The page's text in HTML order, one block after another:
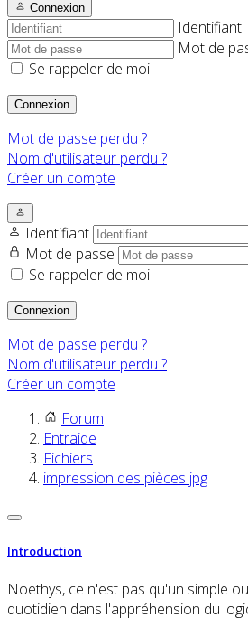
Connexion
Identifiant
Mot de
Se rappeler de moi
Connexion
Mot de passe perdu ?
Nom d'utilisateur perdu ?
Créer un compte
Identifiant
Mot de passe
Se rappeler de moi
Connexion
Mot de passe perdu ?
Nom d'utilisateur perdu ?
Créer un compte
Forum
Entraide
Fichiers
impression des pièces jpg
Introduction
Noethys, ce n'est pas qu'un simple
quotidien dans l'appréhension du